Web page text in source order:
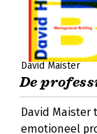
David Maister
De
David Maister
emotioneel